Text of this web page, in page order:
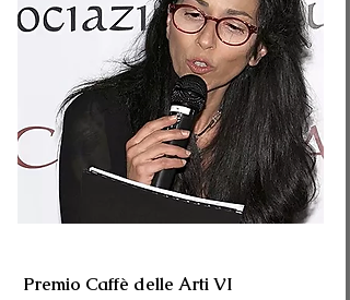
Premio Caffè delle Arti VI